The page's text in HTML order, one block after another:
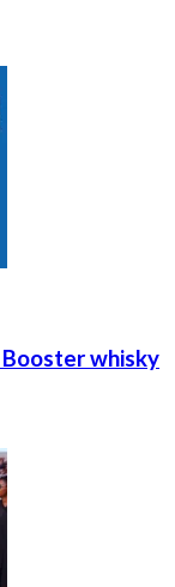
whisky